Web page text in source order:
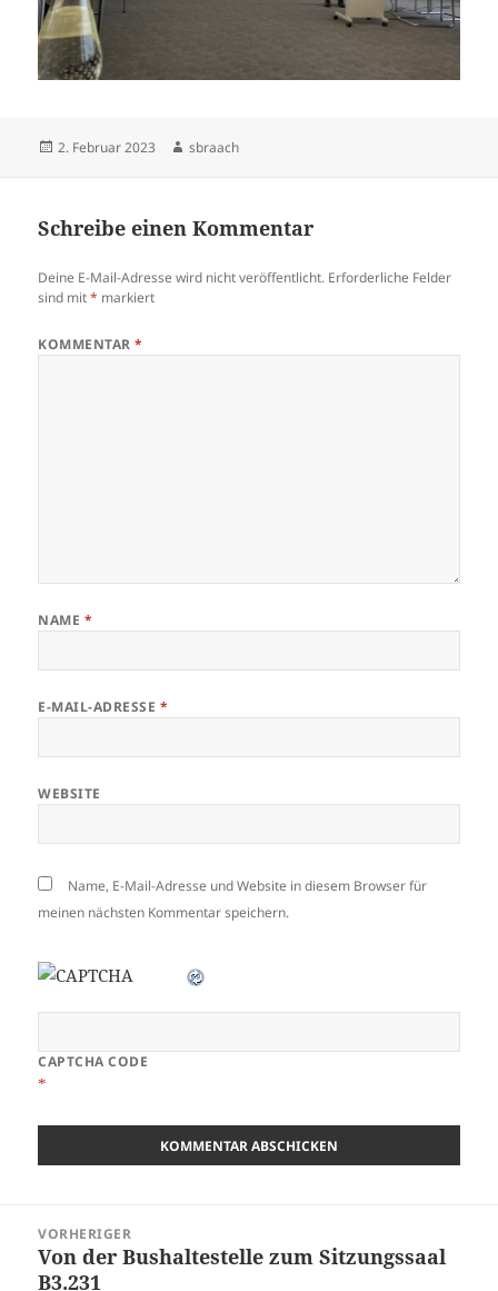
Veröffentlicht
2. Februar 2023 Autor
sbraach
Schreibe einen Kommentar
Deine E-Mail-Adresse wird nicht veröffentlicht. Erforderliche Felder
sind mit* markiert
KOMMENTAR*
NAME *
E-MAIL-ADRESSE *
WEBSITE
Name, E-Mail-Adresse und Website in diesem Browser für
meinen nächsten Kommentar speichern.
CAPTCHA CODE
*
VORHERIGER
Vorheriger
Beitrag:
Von der Bushaltestelle zum Sitzungssaal
B3.231